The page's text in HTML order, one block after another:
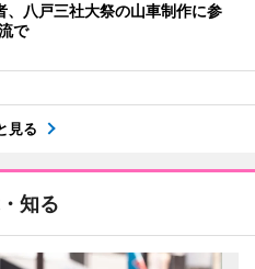
、八戸三社大祭の山車制作に参
で
見る
知る